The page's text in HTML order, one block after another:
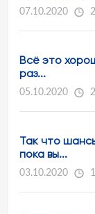
07.10.2020
Всё это
раз...
05.10.2020
Так что
пока вы...
03.10.2020